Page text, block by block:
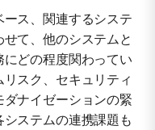
ス、関連するシステ
て、他のシステムと
どの程度関わってい
スク、セキュリティ
ナイゼーションの緊
ステムの連携課題も